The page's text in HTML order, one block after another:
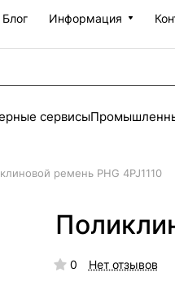
Блог Информация
сервисы
ремень PHG 4PJ1110
0 Нет отзывов